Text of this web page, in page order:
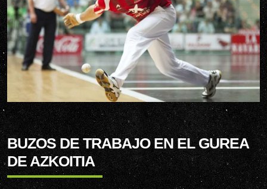
BUZOS DE TRABAJO EN EL GUREA
DE AZKOITIA